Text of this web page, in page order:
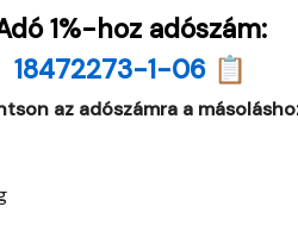
1%-hoz adószám:
18472273-1-06 📋
az adószámra a